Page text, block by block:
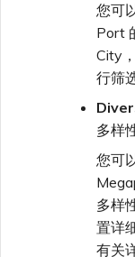
您可
Port
City
行筛
多样
您可
多样
置详
有关